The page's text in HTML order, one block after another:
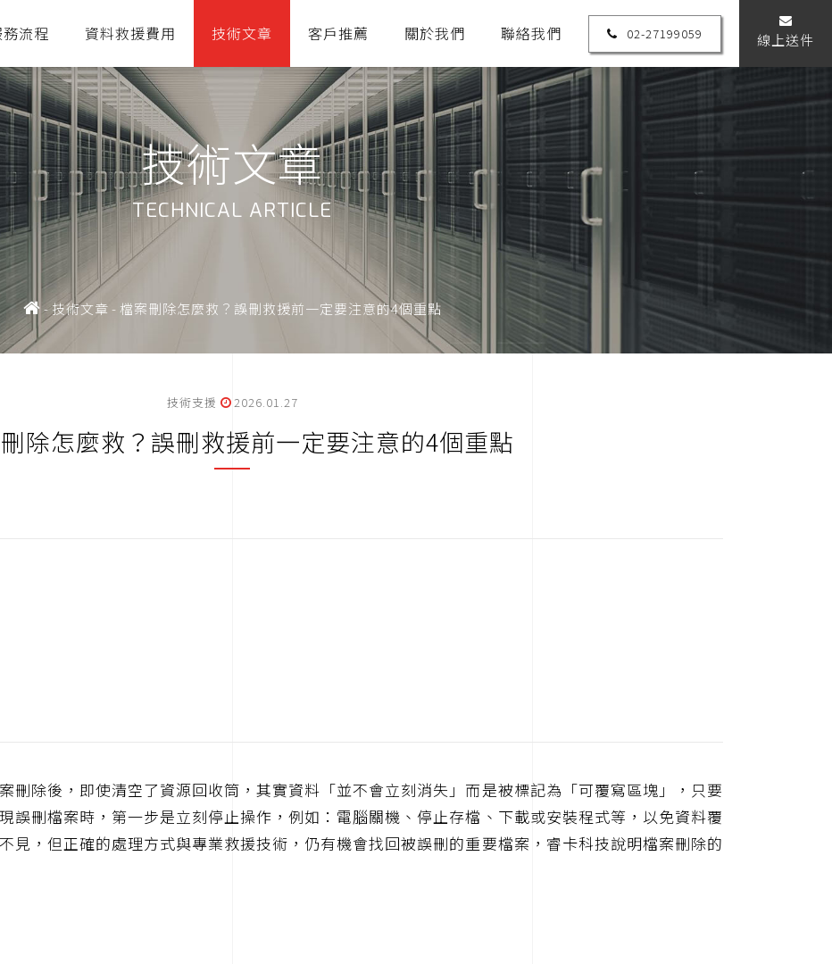
流程 資料救援費用 技術文章 客戶推薦 關於我們 聯絡我們 02-27199059 線上送件
技術文章
TECHNICAL ARTICLE
- 技術文章- 檔案刪除怎麼救？誤刪救援前一定要注意的4個重點
技術支援 2026.01.27
除怎麼救？誤刪救援前一定要注意的4個重點
刪除後，即使清空了資源回收筒，其實資料「並不會立刻消失」而是被標記為「可覆寫區塊」，只要
誤刪檔案時，第一步是立刻停止操作，例如：電腦關機、停止存檔、下載或安裝程式等，以免資料覆
見，但正確的處理方式與專業救援技術，仍有機會找回被誤刪的重要檔案，睿卡科技說明檔案刪除的